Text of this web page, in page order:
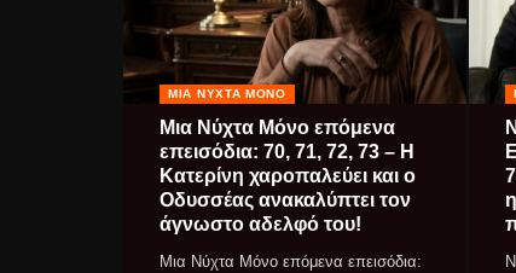
ΜΙΑ ΝΎΧΤΑ ΜΌΝΟ
Μια Νύχτα Μόνο επόμενα
επεισόδια: 70, 71, 72, 73 – Η
Κατερίνη χαροπαλεύει και ο
Οδυσσέας ανακαλύπτει τον
άγνωστο αδελφό του!
Μια Νύχτα Μόνο επόμενα επεισόδια: